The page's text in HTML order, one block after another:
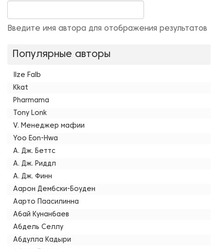
Введите имя автора для отображения результатов
Популярные авторы
Ilze Falb
Kkat
Pharmama
Tony Lonk
V. Менеджер мафии
Yoo Eon-Hwa
А. Дж. Беттс
А. Дж. Риддл
А. Дж. Финн
Аарон Дембски-Боуден
Аарто Паасилинна
Абай Кунанбаев
Абдель Селлу
Абдулла Кадыри